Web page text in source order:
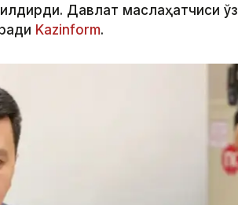
Давлат маслаҳатчиси ўз
Kazinform.